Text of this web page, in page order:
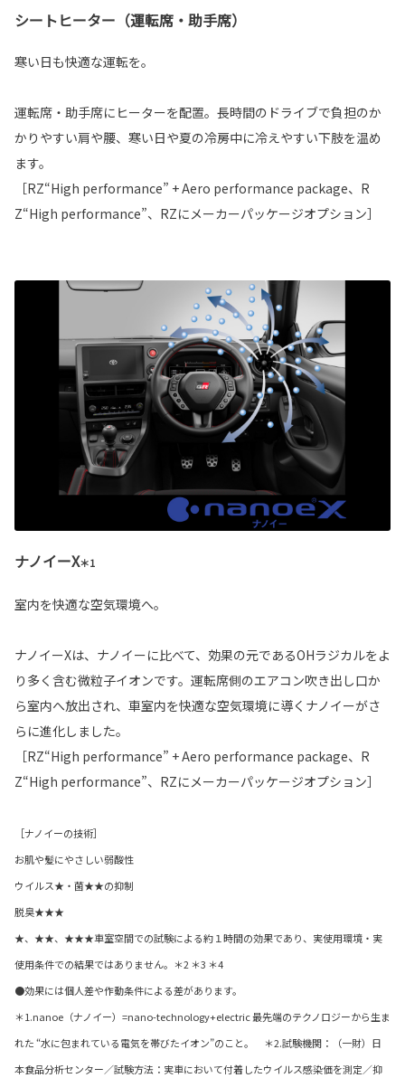
シートヒーター（運転席・助手席）
寒い日も快適な運転を。
運転席・助手席にヒーターを配置。長時間のドライブで負担のか
かりやすい肩や腰、寒い日や夏の冷房中に冷えやすい下肢を温め
ます。
［RZ“High performance” + Aero performance package、R
Z“High performance”、RZにメーカーパッケージオプション］
ナノイーX＊1
室内を快適な空気環境へ。
ナノイーXは、ナノイーに比べて、効果の元であるOHラジカルをよ
り多く含む微粒子イオンです。運転席側のエアコン吹き出し口か
ら室内へ放出され、車室内を快適な空気環境に導くナノイーがさ
らに進化しました。
［RZ“High performance” + Aero performance package、R
Z“High performance”、RZにメーカーパッケージオプション］
［ナノイーの技術］
お肌や髪にやさしい弱酸性
ウイルス★・菌★★の抑制
脱臭★★★
★、★★、★★★車室空間での試験による約１時間の効果であり、実使用環境・実
使用条件での結果ではありません。＊2 ＊3 ＊4
●効果には個人差や作動条件による差があります。
＊1.nanoe（ナノイー）=nano-technology+electric 最先端のテクノロジーから生ま
れた “水に包まれている電気を帯びたイオン”のこと。 ＊2.試験機関：（一財）日
本食品分析センター／試験方法：実車において付着したウイルス感染価を測定／抑